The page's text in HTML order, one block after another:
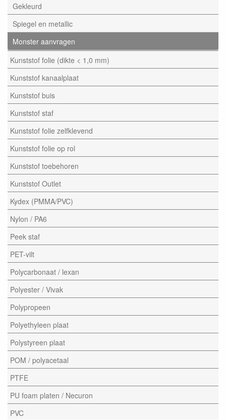
Gekleurd
Spiegel en metallic
Monster aanvragen
Kunststof folie (dikte < 1,0 mm)
Kunststof kanaalplaat
Kunststof buis
Kunststof staf
Kunststof folie zelfklevend
Kunststof folie op rol
Kunststof toebehoren
Kunststof Outlet
Kydex (PMMA/PVC)
Nylon / PA6
Peek staf
PET-vilt
Polycarbonaat / lexan
Polyester / Vivak
Polypropeen
Polyethyleen plaat
Polystyreen plaat
POM / polyacetaal
PTFE
PU foam platen / Necuron
PVC